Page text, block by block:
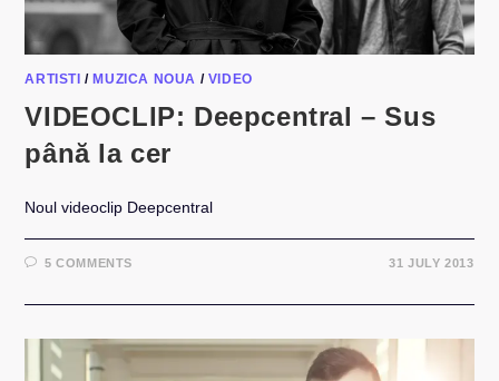
ARTISTI / MUZICA NOUA / VIDEO
VIDEOCLIP: Deepcentral – Sus
până la cer
Noul videoclip Deepcentral
5 COMMENTS 31 JULY 2013